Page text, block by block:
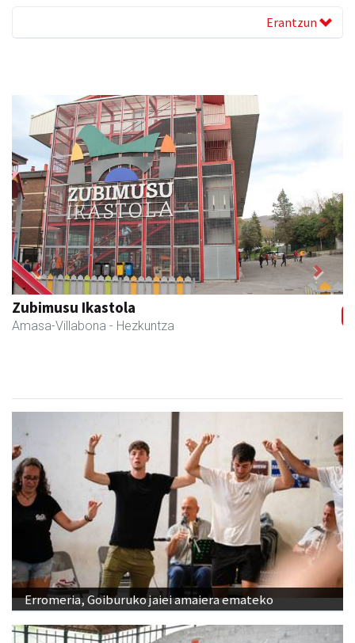
Erantzun
Zubimusu Ikastola
Amasa-Villabona - Hezkuntza
Previous Next
Erromeria, Goiburuko jaiei amaiera emateko